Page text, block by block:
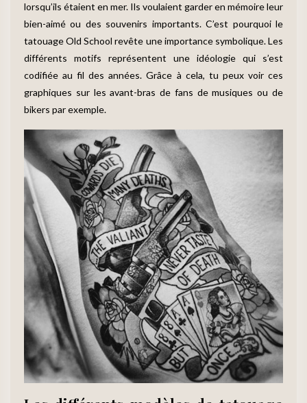
lorsqu’ils étaient en mer. Ils voulaient garder en mémoire leur
bien-aimé ou des souvenirs importants. C’est pourquoi le
tatouage Old School revête une importance symbolique. Les
différents motifs représentent une idéologie qui s’est
codifiée au fil des années. Grâce à cela, tu peux voir ces
graphiques sur les avant-bras de fans de musiques ou de
bikers par exemple.